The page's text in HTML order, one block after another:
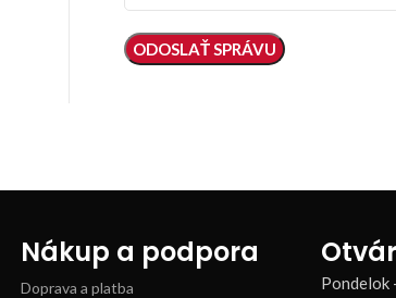
Nákup a podpora
Doprava a platba Pondelok